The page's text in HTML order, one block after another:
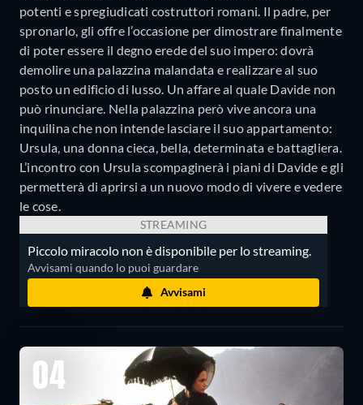
potenti e spregiudicati costruttori romani. Il padre, per
spronarlo, gli offre l’occasione per dimostrare finalmente
di poter essere il degno erede del suo impero: dovrà
demolire una palazzina malandata e realizzare al suo
posto un edificio di lusso. Un affare al quale Davide non
può rinunciare. Nella palazzina però vive ancora una
inquilina che non intende lasciare il suo appartamento:
Ursula, una donna cieca, bella, determinata e battagliera.
L’incontro con Ursula scompaginerà i piani di Davide e gli
permetterà di aprirsi a un nuovo modo di vivere e vedere
le cose.
STREAMING
Piccolo miracolo non è disponibile per lo streaming.
Avvisami quando lo puoi guardare
Avvisami
04